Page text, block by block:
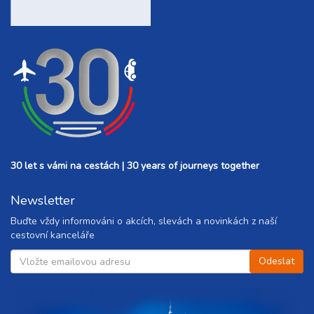
30 let s vámi na cestách | 30 years of journeys together
Newsletter
Buďte vždy informováni o akcích, slevách a novinkách z naší
cestovní kanceláře